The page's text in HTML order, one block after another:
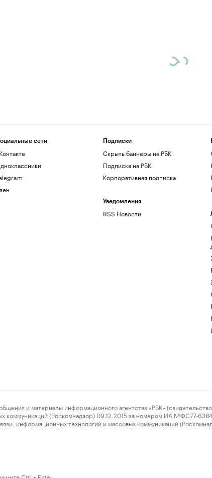
сети Подписки
Скрыть баннеры на РБК
Подписка на РБК
Корпоративная подписка
Уведомления
RSS Новости
материалы информационного агентства «РБК» (свидетельство
(Роскомнадзор) 09.12.2015 за номером ИА №ФС77-
информационных технологий и массовых коммуникаций